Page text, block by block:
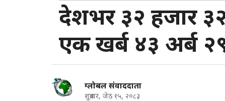
देशभर ३२ हजार
एक खर्ब ४३ अर्ब
ग्लोबल संवाददाता
शुक्रबार, जेठ १५, २०८३